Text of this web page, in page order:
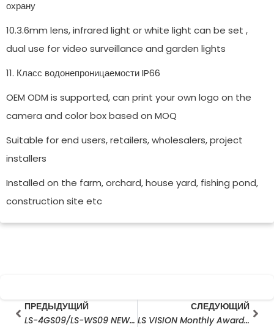
охрану
10.3.6mm lens, infrared light or white light can be set ,
dual use for video surveillance and garden lights
11. Класс водонепроницаемости IP66
OEM ODM is supported, can print your own logo on the
camera and color box based on MOQ
Suitable for end users, retailers, wholesalers, project
installers
Installed on the farm, orchard, house yard, fishing pond,
construction site etc
PrevПРЕДЫДУЩИЙ
LS-4GS09/LS-WS09 NEW Floodlight 4G/Wifi 2mp 4mp Outdoor Solar Powered PTZ Camera
СЛЕДУЮЩИЙ
LS VISION Monthly Awards Ceremony in May 2022